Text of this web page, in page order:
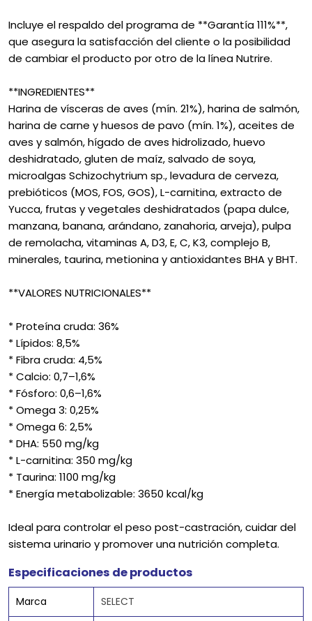
Incluye el respaldo del programa de **Garantía 111%**,
que asegura la satisfacción del cliente o la posibilidad
de cambiar el producto por otro de la línea Nutrire.
**INGREDIENTES**
Harina de vísceras de aves (mín. 21%), harina de salmón,
harina de carne y huesos de pavo (mín. 1%), aceites de
aves y salmón, hígado de aves hidrolizado, huevo
deshidratado, gluten de maíz, salvado de soya,
microalgas Schizochytrium sp., levadura de cerveza,
prebióticos (MOS, FOS, GOS), L-carnitina, extracto de
Yucca, frutas y vegetales deshidratados (papa dulce,
manzana, banana, arándano, zanahoria, arveja), pulpa
de remolacha, vitaminas A, D3, E, C, K3, complejo B,
minerales, taurina, metionina y antioxidantes BHA y BHT.
**VALORES NUTRICIONALES**
* Proteína cruda: 36%
* Lípidos: 8,5%
* Fibra cruda: 4,5%
* Calcio: 0,7–1,6%
* Fósforo: 0,6–1,6%
* Omega 3: 0,25%
* Omega 6: 2,5%
* DHA: 550 mg/kg
* L-carnitina: 350 mg/kg
* Taurina: 1100 mg/kg
* Energía metabolizable: 3650 kcal/kg
Ideal para controlar el peso post-castración, cuidar del
sistema urinario y promover una nutrición completa.
Especificaciones de productos
Marca SELECT